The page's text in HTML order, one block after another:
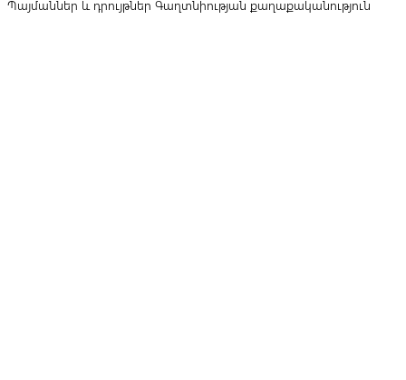
Պայմաններ և դրույթներ Գաղտնիության քաղաքականություն